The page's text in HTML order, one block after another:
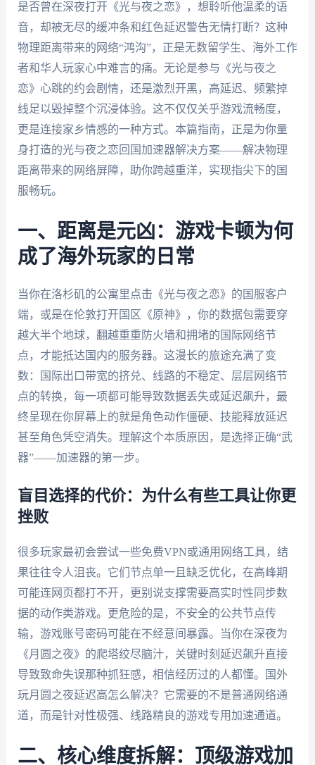
是否曾在深夜打开《光与夜之恋》，想聆听他温柔的语
音，却被无尽的缓冲条和红色延迟警告无情打断？这种
物理距离带来的网络“鸿沟”，正是无数留学生、海外工作
者和华人玩家心中难言的痛。无论是参与《光与夜之
恋》心跳的约会剧情，还是激烈开黑，高延迟、频繁掉
线足以毁掉整个沉浸体验。这不仅仅关乎游戏流畅度，
更是连接家乡情感的一种方式。本篇指南，正是为你量
身打造的光与夜之恋回国加速器解决方案——解决物理
距离带来的网络屏障，助你跨越重洋，实现指尖下的国
服畅玩。
一、距离是元凶：游戏卡顿为何
成了海外玩家的日常
当你在洛杉矶的公寓里点击《光与夜之恋》的国服客户
端，或是在伦敦打开国区《原神》，你的数据包需要穿
越大半个地球，翻越重重防火墙和拥堵的国际网络节
点，才能抵达国内的服务器。这漫长的旅途充满了变
数：国际出口带宽的挤兑、线路的不稳定、层层网络节
点的转换，每一项都可能导致数据丢失或延迟飙升，最
终呈现在你屏幕上的就是角色动作僵硬、技能释放延迟
甚至角色凭空消失。理解这个本质原因，是选择正确“武
器”——加速器的第一步。
盲目选择的代价：为什么有些工具让你更
挫败
很多玩家最初会尝试一些免费VPN或通用网络工具，结
果往往令人沮丧。它们节点单一且缺乏优化，在高峰期
可能连网页都打不开，更别说支撑需要高实时性同步数
据的动作类游戏。更危险的是，不安全的公共节点传
输，游戏账号密码可能在不经意间暴露。当你在深夜为
《月圆之夜》的爬塔绞尽脑汁，关键时刻延迟飙升直接
导致致命失误那种抓狂感，相信经历过的人都懂。国外
玩月圆之夜延迟高怎么解决？它需要的不是普通网络通
道，而是针对性极强、线路精良的游戏专用加速通道。
二、核心维度拆解：顶级游戏加